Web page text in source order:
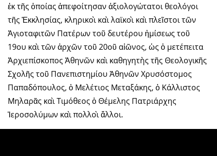
ἐκ τῆς ὁποίας ἀπεφοίτησαν ἀξιολογώτατοι θεολόγοι
τῆς Ἐκκλησίας, κληρικοὶ καὶ λαϊκοὶ καὶ πλεῖστοι τῶν
Ἁγιοταφιτῶν Πατέρων τοῦ δευτέρου ἡμίσεως τοῦ
19ου καὶ τῶν ἀρχῶν τοῦ 20οῦ αἰῶνος, ὡς ὁ μετέπειτα
Ἀρχιεπίσκοπος Ἀθηνῶν καὶ καθηγητὴς τῆς Θεολογικῆς
Σχολῆς τοῦ Πανεπιστημίου Ἀθηνῶν Χρυσόστομος
Παπαδόπουλος, ὁ Μελέτιος Μεταξάκης, ὁ Κάλλιστος
Μηλαρᾶς καὶ Τιμόθεος ὁ Θέμελης Πατριάρχης
Ἱεροσολύμων καὶ πολλοὶ ἄλλοι.